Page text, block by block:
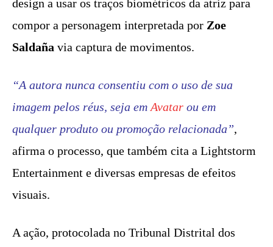
design a usar os traços biométricos da atriz para
compor a personagem interpretada por Zoe
Saldaña via captura de movimentos.
“A autora nunca consentiu com o uso de sua
imagem pelos réus, seja em Avatar ou em
qualquer produto ou promoção relacionada”,
afirma o processo, que também cita a Lightstorm
Entertainment e diversas empresas de efeitos
visuais.
A ação, protocolada no Tribunal Distrital dos